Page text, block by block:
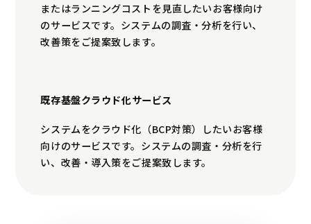
またはランニングコストを見直したいお客様向け
のサービスです。システムの調査・分析を行い、
改善策をご提案致します。
既存基盤クラウド化サービス
システムをクラウド化（BCP対策）したいお客様
向けのサービスです。システムの調査・分析を行
い、改善・導入策をご提案致します。